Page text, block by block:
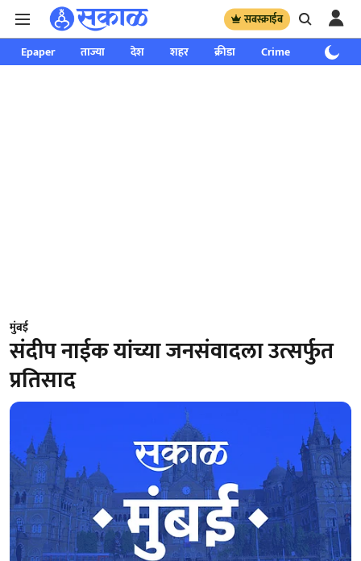
सबस्क्राईब
Epaper ताज्या देश शहर क्रीडा Crime साप्ताहिक
मुंबई
संदीप नाईक यांच्या जनसंवादला उत्सर्फुत
प्रतिसाद